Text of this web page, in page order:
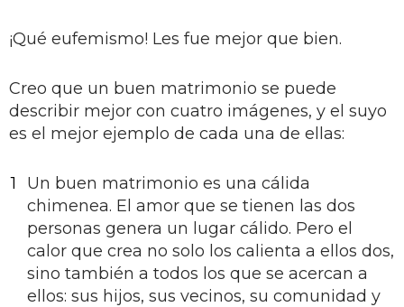
¡Qué eufemismo! Les fue mejor que bien.
Creo que un buen matrimonio se puede
describir mejor con cuatro imágenes, y el suyo
es el mejor ejemplo de cada una de ellas:
Un buen matrimonio es una cálida
chimenea. El amor que se tienen las dos
personas genera un lugar cálido. Pero el
calor que crea no solo los calienta a ellos dos,
sino también a todos los que se acercan a
ellos: sus hijos, sus vecinos, su comunidad y